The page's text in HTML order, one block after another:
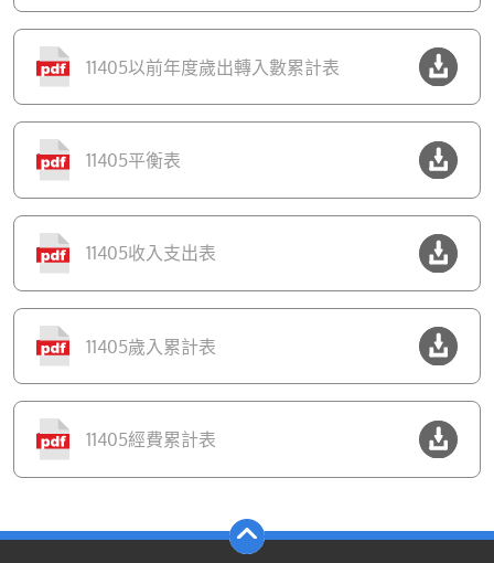
11405以前年度歲出轉入數累計表
11405平衡表
11405收入支出表
11405歲入累計表
11405經費累計表